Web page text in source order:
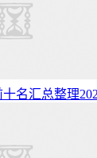
名汇总整理